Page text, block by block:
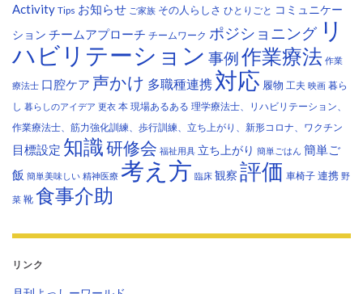
Activity Tips お知らせ ご家族 その人らしさ ひとりごと コミュニケー
ション チームアプローチ チームワーク ポジショニング リ
ハビリテーション 事例作業療法 作業
療法士 口腔ケア 声かけ 多職種連携 対応 履物 工夫 映画 暮ら
し 暮らしのアイデア 更衣 本 現場あるある 理学療法士、リハビリテーション、
作業療法士、筋力強化訓練、歩行訓練、立ち上がり、新形コロナ、ワクチン
目標設定 知識研修会 福祉用具 立ち上がり 簡単ごはん 簡単ご
飯 簡単美味しい 精神医療 考え方 臨床 観察 評価 車椅子 連携 野
菜 靴 食事介助
リンク